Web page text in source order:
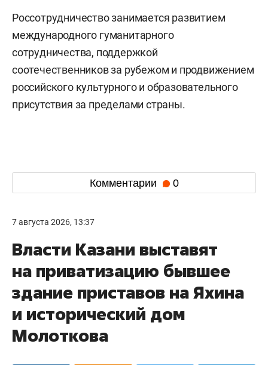
Россотрудничество занимается развитием
международного гуманитарного
сотрудничества, поддержкой
соотечественников за рубежом и продвижением
российского культурного и образовательного
присутствия за пределами страны.
Комментарии 0
7 августа 2026, 13:37
Власти Казани выставят
на приватизацию бывшее
здание приставов на Яхина
и исторический дом
Молоткова